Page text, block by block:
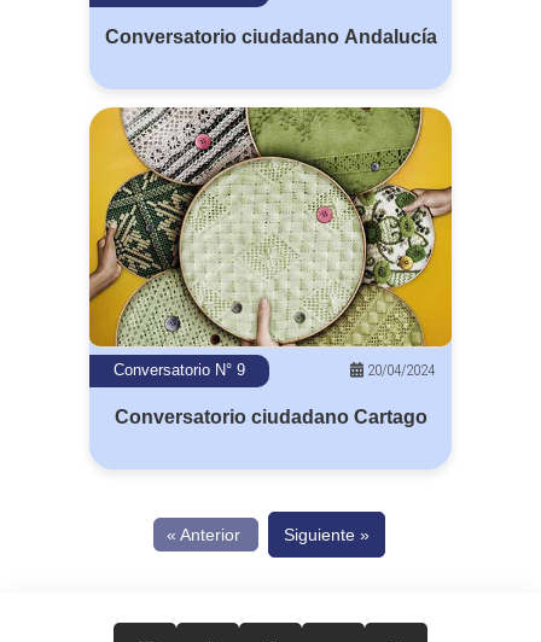
Conversatorio ciudadano Andalucía
Conversatorio N° 9 20/04/2024
Conversatorio ciudadano Cartago
« Anterior Siguiente »